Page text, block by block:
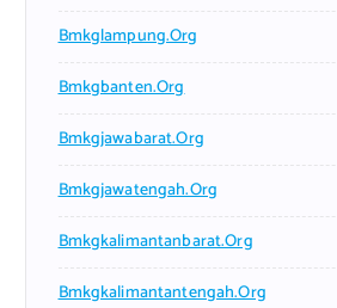
Bmkglampung.org
Bmkgbanten.org
Bmkgjawabarat.org
Bmkgjawatengah.org
Bmkgkalimantanbarat.org
Bmkgkalimantantengah.org